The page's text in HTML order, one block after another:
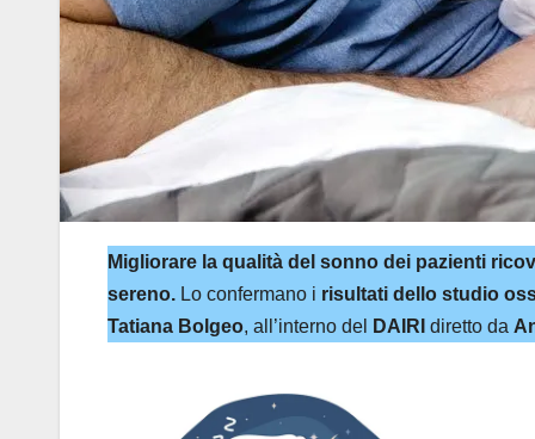
Migliorare la qualità del sonno dei pazienti
sereno. Lo confermano i risultati dello studio
Tatiana Bolgeo, all’interno del DAIRI diretto da